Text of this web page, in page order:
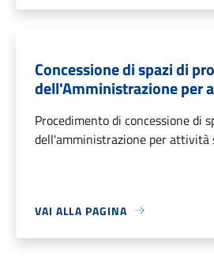
Concessione di spazi di
dell'Amministrazione per
Procedimento di concessione di
dell'amministrazione per attività
VAI ALLA PAGINA